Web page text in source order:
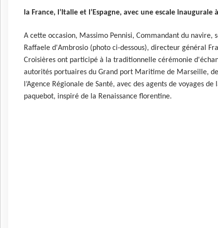
la France, l’Italie et l’Espagne, avec une escale
A cette occasion, Massimo Pennisi, Commandant du navire,
Raffaele d'Ambrosio (photo ci-dessous), directeur général
Croisières ont participé à la traditionnelle cérémonie
autorités portuaires du Grand port Maritime de Marseille,
l’Agence Régionale de Santé, avec des agents de voyages
paquebot, inspiré de la Renaissance florentine.